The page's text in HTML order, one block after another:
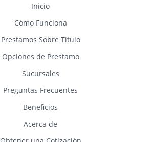
Inicio
Cómo Funciona
Prestamos Sobre Titulo
Opciones de Prestamo
Sucursales
Preguntas Frecuentes
Beneficios
Acerca de